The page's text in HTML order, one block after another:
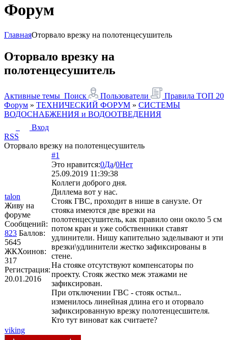
Форум
ГлавнаяОторвало врезку на полотенцесушитель
Оторвало врезку на
полотенцесушитель
Активные темы Поиск Пользователи Правила ТОП 20
Форум » ТЕХНИЧЕСКИЙ ФОРУМ » СИСТЕМЫ
ВОДОСНАБЖЕНИЯ и ВОДООТВЕДЕНИЯ
Вход
RSS
Оторвало врезку на полотенцесушитель
talon
Живу на
форуме
Сообщений:
823 Баллов:
5645
ЖКХоинов:
317
Регистрация:
20.01.2016
#1
Это нравится:0Да/0Нет
25.09.2019 11:39:38
Коллеги доброго дня.
Диллема вот у нас.
Стояк ГВС, проходит в нише в санузле. От
стояка имеются две врезки на
полотенцесушитель, как правило они около 5 см
потом кран и уже собственники ставят
удлинители. Нишу капительно заделывают и эти
врезки\удлинители жестко зафиксированы в
стене.
На стояке отсутствуют компенсаторы по
проекту. Стояк жестко меж этажами не
зафиксирован.
При отключении ГВС - стояк остыл..
изменилось линейная длина его и оторвало
зафиксированную врезку полотенцесшителя.
Кто тут виноват как считаете?
viking